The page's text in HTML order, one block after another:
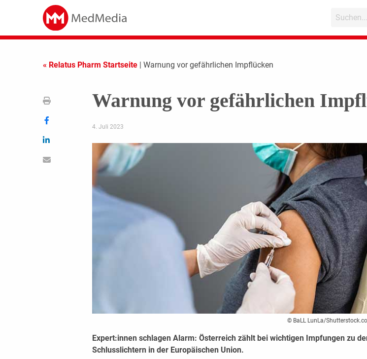
« Relatus Pharm Startseite | Warnung vor gefährlichen Impflücken
Warnung vor gefährlichen
4. Juli 2023
© BaLL LunLa/
Expert:innen schlagen Alarm: Österreich zählt bei wichtigen Impfungen zu
Schlusslichtern in der Europäischen Union.